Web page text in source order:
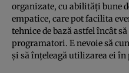
organizate, cu abilități bune
empatice, care pot facilita
tehnice de bază astfel încât
programatori. E nevoie să
și să înțeleagă utilizarea ei în